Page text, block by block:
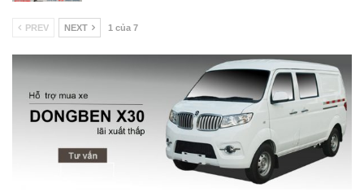
PREV NEXT 1 của 7